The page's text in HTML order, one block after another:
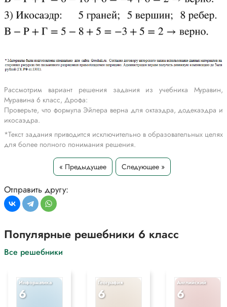
Рассмотрим вариант решения задания из учебника Муравин,
Муравина 6 класс, Дрофа:
Проверьте, что формула Эйлера верна для октаэдра, додекаэдра и
икосаэдра.
*Текст задания приводится исключительно в образовательных целях
для более полного понимания решения.
« Предыдущее Следующее »
Отправить другу:
Популярные решебники 6 класс
Все решебники
Информатика
6
География
6
Английский
6